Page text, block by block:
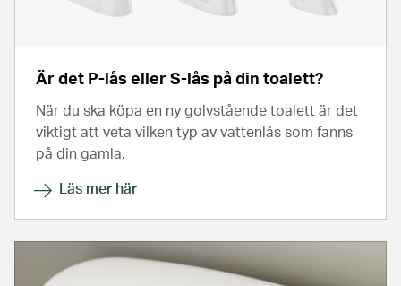
Är det P-lås eller S-lås på din toalett?
När du ska köpa en ny golvstående toalett är det
viktigt att veta vilken typ av vattenlås som fanns
på din gamla.
Läs mer här